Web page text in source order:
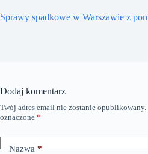
Sprawy spadkowe w Warszawie z
Dodaj komentarz
Twój adres email nie zostanie opublikowany.
oznaczone *
Nazwa*